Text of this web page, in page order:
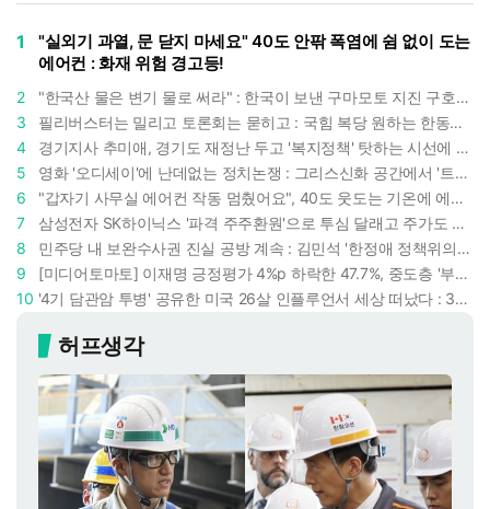
1
"실외기 과열, 문 닫지 마세요" 40도 안팎 폭염에 쉼 없이 도는
에어컨 : 화재 위험 경고등!
2
"한국산 물은 변기 물로 써라" : 한국이 보낸 구마모토 지진 구호품에 한 일본인의 '어처구니 없는' 반응
3
필리버스터는 밀리고 토론회는 묻히고 : 국힘 복당 원하는 한동훈, '검사 정치'의 한계만 드러내나
4
경기지사 추미애, 경기도 재정난 두고 '복지정책' 탓하는 시선에 정면 반박 : "고령자와 아이 인구 급증"
5
영화 '오디세이'에 난데없는 정치논쟁 : 그리스신화 공간에서 '트럼프 전쟁의 참혹함'이 보인다
6
"갑자기 사무실 에어컨 작동 멈췄어요", 40도 웃도는 기온에 에어컨도 숨이 찬다
7
삼성전자 SK하이닉스 '파격 주주환원'으로 투심 달래고 주가도 받칠까, 100조 넘는 추가 배당 재원에 쏠리는 눈
8
민주당 내 보완수사권 진실 공방 계속 : 김민석 '한정애 정책위의장' 발언 근거로 내세우자 사무총장 지낸 조승래 반박
9
[미디어토마토] 이재명 긍정평가 4%p 하락한 47.7%, 중도층 '부정 49.7% vs 긍정 42.9%'
10
'4기 담관암 투병' 공유한 미국 26살 인플루언서 세상 떠났다 : 3년간 보여준 희망과 용기
허프생각